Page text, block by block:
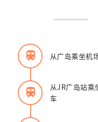
train 从广岛乘坐机
train
从JR广岛站乘
车